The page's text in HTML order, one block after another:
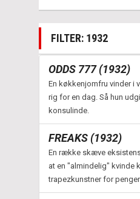
FILTER: 1932
ODDS 777 (1932)
En køkkenjomfru vinder i
rig for en dag. Så hun
konsulinde.
FREAKS (1932)
En række skæve
at en "almindelig" kvinde
trapezkunstner for